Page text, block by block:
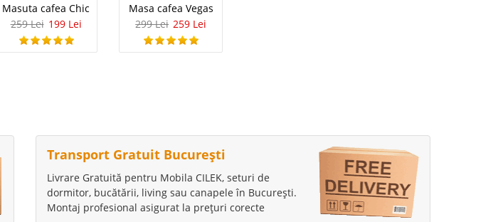
Masuta cafea Chic
259 Lei 199 Lei
Masa cafea Vegas
299 Lei 259 Lei
Transport Gratuit București
Livrare Gratuită pentru Mobila CILEK, seturi de
dormitor, bucătării, living sau canapele în București.
Montaj profesional asigurat la prețuri corecte